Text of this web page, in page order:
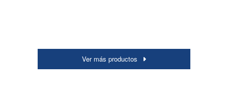
Ver más productos